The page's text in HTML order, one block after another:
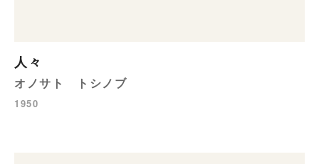
人々
オノサト トシノブ
1950